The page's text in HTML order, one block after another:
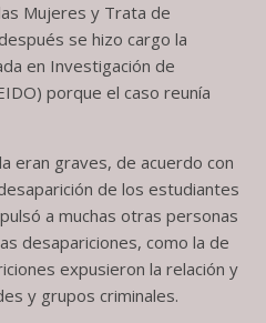
Mujeres y Trata de
se hizo cargo la
en Investigación de
porque el caso reunía
eran graves, de acuerdo con
de los estudiantes
a muchas otras personas
desapariciones, como la de
expusieron la relación y
y grupos criminales.